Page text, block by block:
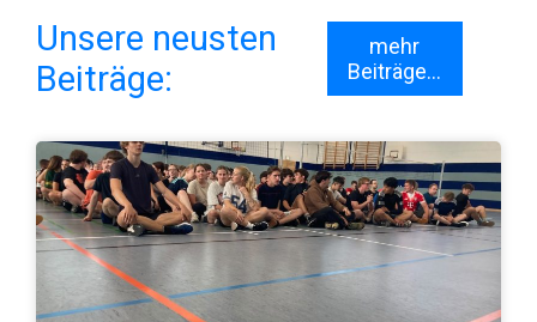
Unsere neusten
Beiträge:
mehr
Beiträge...